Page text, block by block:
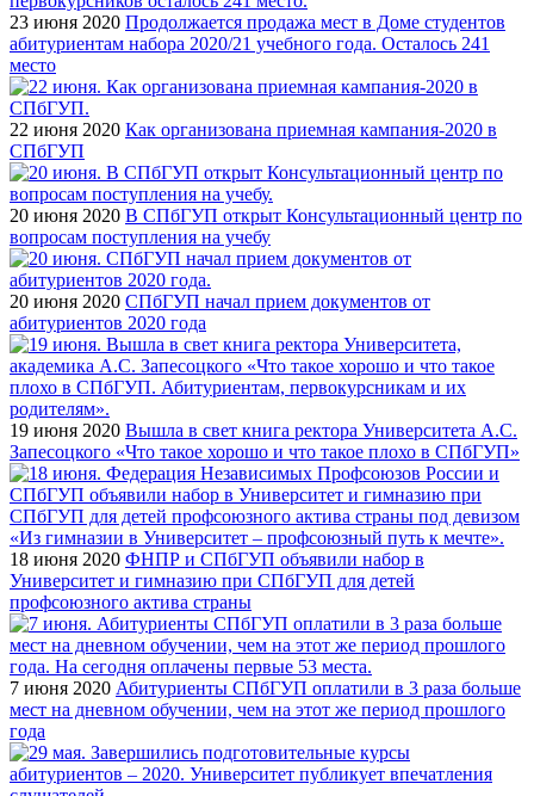
23 июня 2020 Продолжается продажа мест в Доме студентов
абитуриентам набора 2020/21 учебного года. Осталось 241
место
22 июня 2020 Как организована приемная кампания-2020 в
СПбГУП
20 июня 2020 В СПбГУП открыт Консультационный центр по
вопросам поступления на учебу
20 июня 2020 СПбГУП начал прием документов от
абитуриентов 2020 года
19 июня 2020 Вышла в свет книга ректора Университета А.С.
Запесоцкого «Что такое хорошо и что такое плохо в СПбГУП»
18 июня 2020 ФНПР и СПбГУП объявили набор в
Университет и гимназию при СПбГУП для детей
профсоюзного актива страны
7 июня 2020 Абитуриенты СПбГУП оплатили в 3 раза больше
мест на дневном обучении, чем на этот же период прошлого
года